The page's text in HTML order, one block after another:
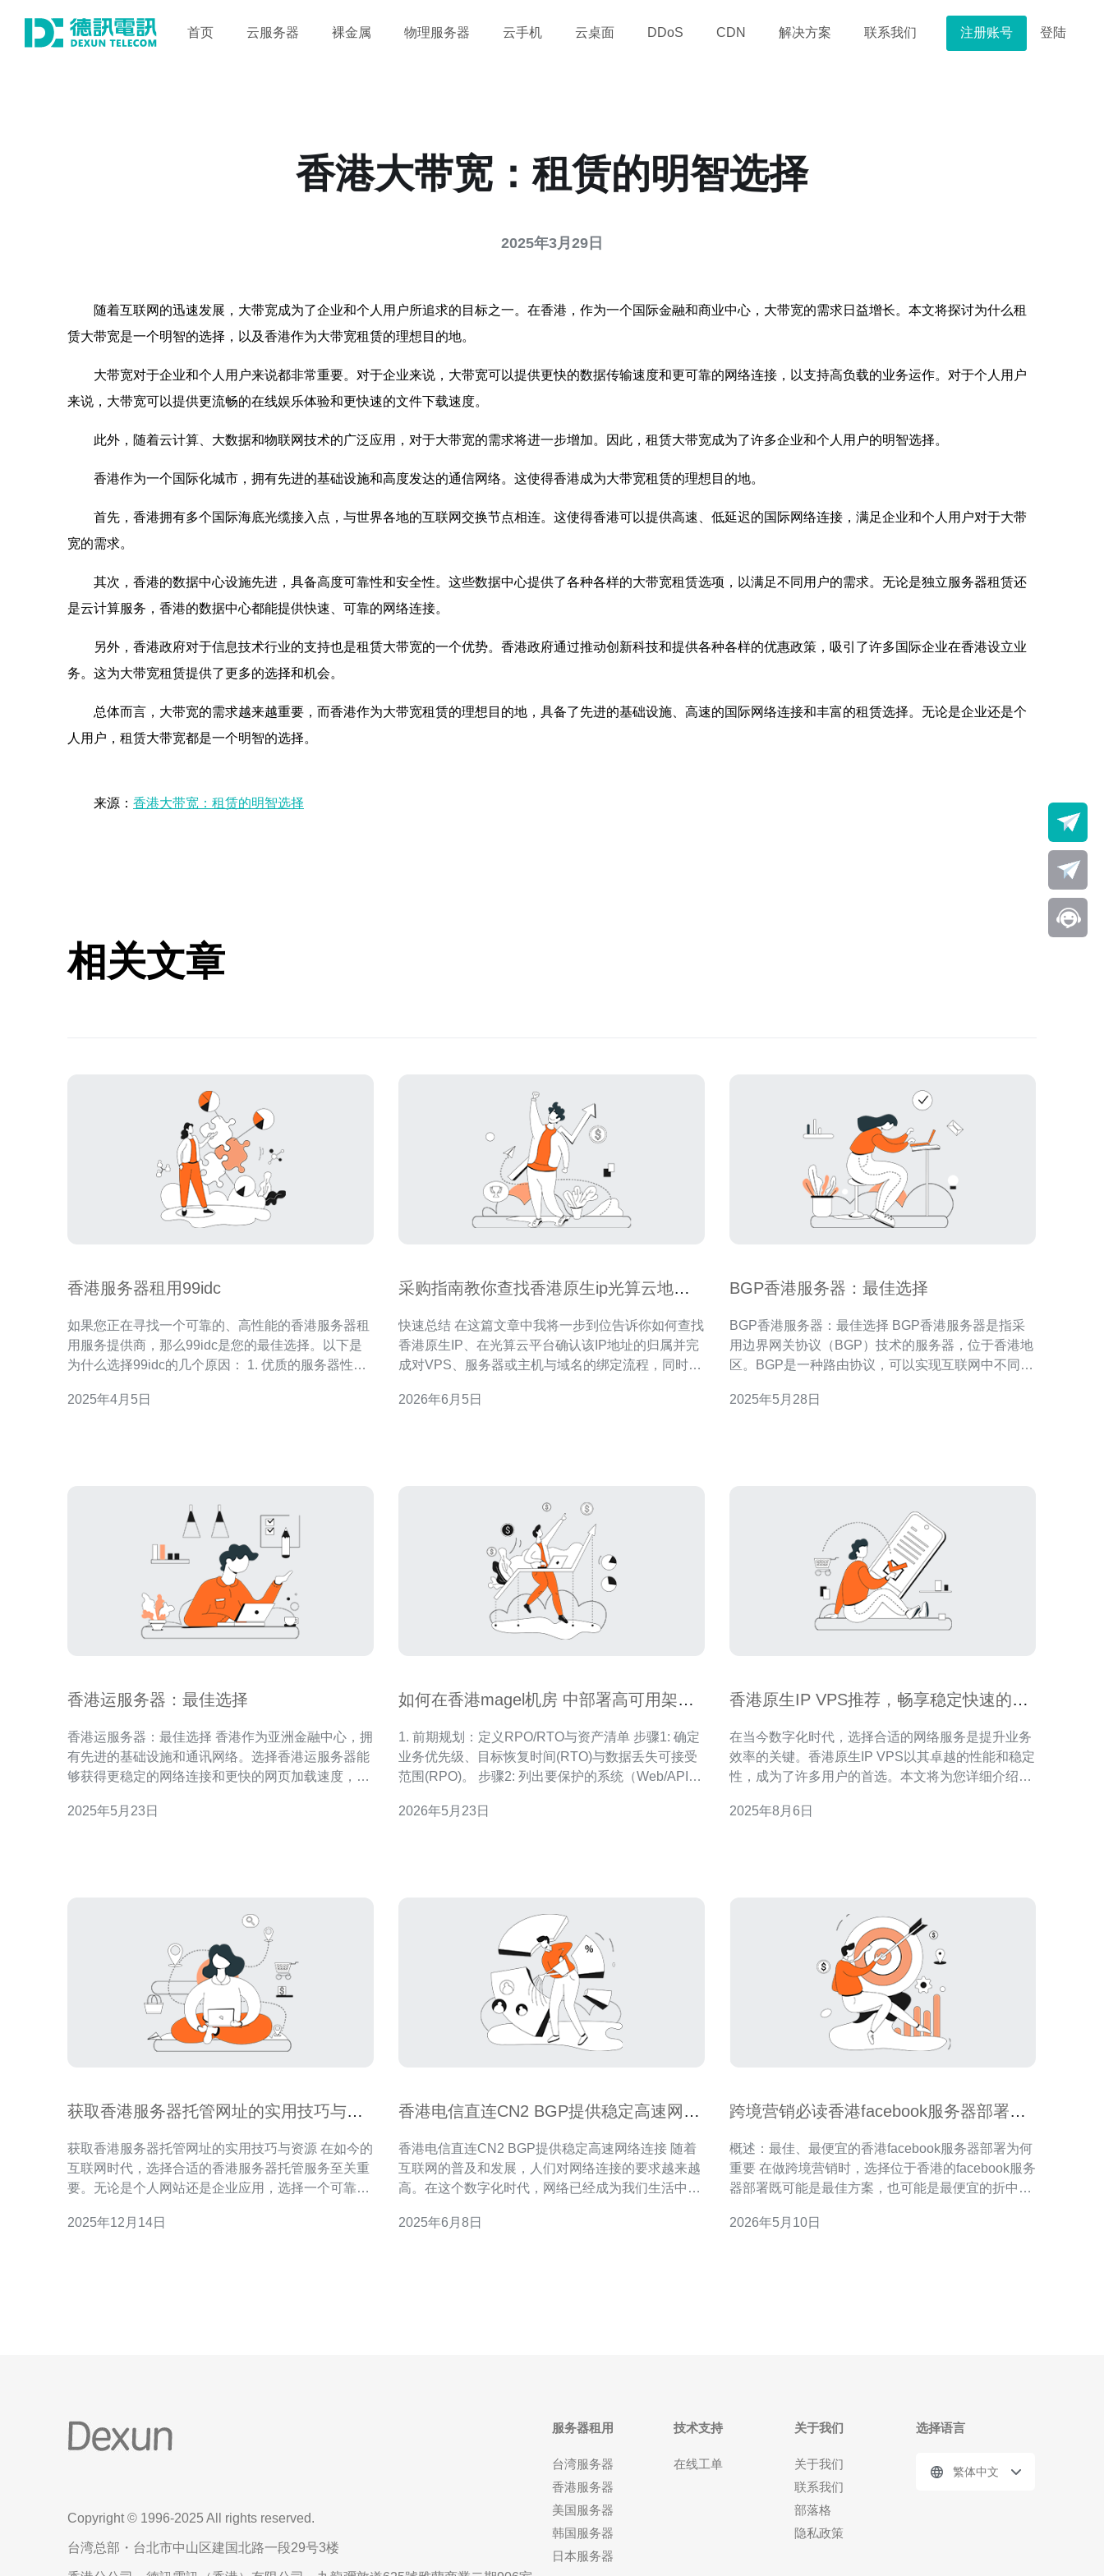
首页 云服务器 裸金属 物理服务器 云手机 云桌面 DDoS CDN 解决方案 联系我们 注册账号 登陆
香港大带宽：租赁的明智选择
2025年3月29日
随着互联网的迅速发展，大带宽成为了企业和个人用户所追求的目标之一。在香港，作为一个国际金融和商业中心，大带宽的需求日益增长。本文将探讨为什么租
赁大带宽是一个明智的选择，以及香港作为大带宽租赁的理想目的地。
大带宽对于企业和个人用户来说都非常重要。对于企业来说，大带宽可以提供更快的数据传输速度和更可靠的网络连接，以支持高负载的业务运作。对于个人用户
来说，大带宽可以提供更流畅的在线娱乐体验和更快速的文件下载速度。
此外，随着云计算、大数据和物联网技术的广泛应用，对于大带宽的需求将进一步增加。因此，租赁大带宽成为了许多企业和个人用户的明智选择。
香港作为一个国际化城市，拥有先进的基础设施和高度发达的通信网络。这使得香港成为大带宽租赁的理想目的地。
首先，香港拥有多个国际海底光缆接入点，与世界各地的互联网交换节点相连。这使得香港可以提供高速、低延迟的国际网络连接，满足企业和个人用户对于大带
宽的需求。
其次，香港的数据中心设施先进，具备高度可靠性和安全性。这些数据中心提供了各种各样的大带宽租赁选项，以满足不同用户的需求。无论是独立服务器租赁还
是云计算服务，香港的数据中心都能提供快速、可靠的网络连接。
另外，香港政府对于信息技术行业的支持也是租赁大带宽的一个优势。香港政府通过推动创新科技和提供各种各样的优惠政策，吸引了许多国际企业在香港设立业
务。这为大带宽租赁提供了更多的选择和机会。
总体而言，大带宽的需求越来越重要，而香港作为大带宽租赁的理想目的地，具备了先进的基础设施、高速的国际网络连接和丰富的租赁选择。无论是企业还是个
人用户，租赁大带宽都是一个明智的选择。
来源： 香港大带宽：租赁的明智选择
相关文章
香港服务器租用99idc
如果您正在寻找一个可靠的、高性能的香港服务器租
用服务提供商，那么99idc是您的最佳选择。以下是
为什么选择99idc的几个原因： 1. 优质的服务器性能
备和高速网络连接，确保服务器的稳定性和高性能。
2025年4月5日
采购指南教你查找香港原生ip光算云地址
快速总结 在这篇文章中我将一步到位告诉你如何查找
香港原生IP、在光算云平台确认该IP地址的归属并完
成对VPS、服务器或主机与域名的绑定流程，同时讲
为便捷稳定的采购与绑定体验，本文同时推荐德讯电
2026年6月5日
BGP香港服务器：最佳选择
BGP香港服务器：最佳选择 BGP香港服务器是指采
用边界网关协议（BGP）技术的服务器，位于香港地
区。BGP是一种路由协议，可以实现互联网中不同网
港作为亚太地区的重要互联网枢纽，拥有优越的网络
2025年5月28日
香港运服务器：最佳选择
香港运服务器：最佳选择 香港作为亚洲金融中心，拥
有先进的基础设施和通讯网络。选择香港运服务器能
够获得更稳定的网络连接和更快的网页加载速度，尤
拥有优越的地理位置和网络环境，还提供丰富的服务
2025年5月23日
如何在香港magel机房 中部署高可用架构
1. 前期规划：定义RPO/RTO与资产清单 步骤1: 确定
业务优先级、目标恢复时间(RTO)与数据丢失可接受
范围(RPO)。 步骤2: 列出要保护的系统（Web/API、
关系。 步骤3: 根据RTO/RPO决定是否只做同城热备
2026年5月23日
香港原生IP VPS推荐，畅享稳定快速的网
在当今数字化时代，选择合适的网络服务是提升业务
效率的关键。香港原生IP VPS以其卓越的性能和稳定
性，成为了许多用户的首选。本文将为您详细介绍香
商，帮助您畅享快速稳定的网络服务。 香港原生IP
2025年8月6日
获取香港服务器托管网址的实用技巧与资
获取香港服务器托管网址的实用技巧与资源 在如今的
互联网时代，选择合适的香港服务器托管服务至关重
要。无论是个人网站还是企业应用，选择一个可靠的
将为您分享一些获取香港服务器托管网址的实用技巧
2025年12月14日
香港电信直连CN2 BGP提供稳定高速网络
香港电信直连CN2 BGP提供稳定高速网络连接 随着
互联网的普及和发展，人们对网络连接的要求越来越
高。在这个数字化时代，网络已经成为我们生活中不
户最为关注的两个方面之一。香港电信通过直连CN2
2025年6月8日
跨境营销必读香港facebook服务器部署成
概述：最佳、最便宜的香港facebook服务器部署为何
重要 在做跨境营销时，选择位于香港的facebook服务
器部署既可能是最佳方案，也可能是最便宜的折中选
的抗DDoS能力；而最便宜则强调按需付费的云实
2026年5月10日
Copyright © 1996-2025 All rights reserved.
台湾总部・台北市中山区建国北路一段29号3楼
服务器租用
台湾服务器
香港服务器
美国服务器
韩国服务器
日本服务器
技术支持
在线工单
关于我们
关于我们
联系我们
部落格
隐私政策
选择语言
繁体中文